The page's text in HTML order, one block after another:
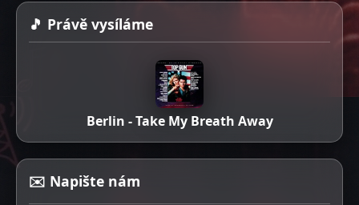
🎵 Právě vysíláme
Berlin - Take My Breath Away
✉️ Napište nám